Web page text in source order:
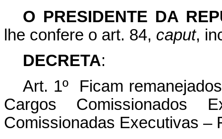
O PRESIDENTE DA
lhe confere o art. 84, caput,
DECRETA:
Art. 1º Ficam
Cargos Comissionados
Comissionadas Executivas –